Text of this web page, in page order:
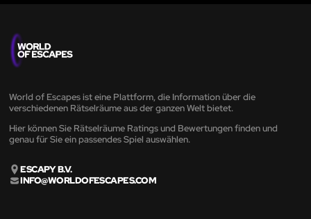
World of Escapes ist eine Plattform, die Information über die
verschiedenen Rätselräume aus der ganzen Welt bietet.
Hier können Sie Rätselräume Ratings und Bewertungen finden und
genau für Sie ein passendes Spiel auswählen.
ESCAPY B.V.
INFO@WORLDOFESCAPES.COM